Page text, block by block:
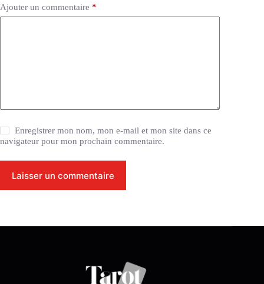
Ajouter un commentaire *
Enregistrer mon nom, mon e-mail et mon site dans ce
navigateur pour mon prochain commentaire.
Laisser un commentaire